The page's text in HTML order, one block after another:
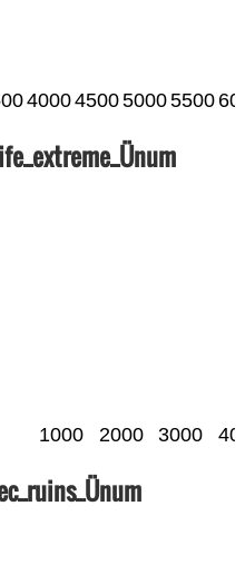
4000450050005500
1000 2000 3000